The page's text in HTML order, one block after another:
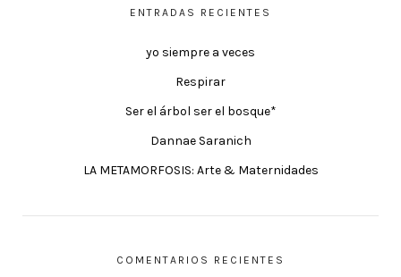
ENTRADAS RECIENTES
yo siempre a veces
Respirar
Ser el árbol ser el bosque*
Dannae Saranich
LA METAMORFOSIS: Arte & Maternidades
COMENTARIOS RECIENTES